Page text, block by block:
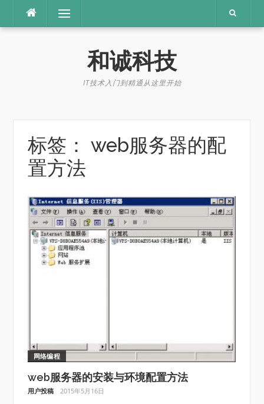
content
Menu
和诚科技
IT技术入门到精通从这里开始
标签： web服务器的配
置方法
网络编程
web服务器的安装与环境配置方法
用户投稿 2015年5月16日